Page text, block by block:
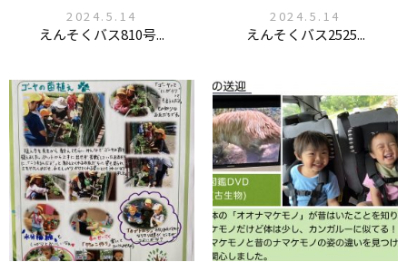
2024.5.14
えんそくバス810号...
2024.5.14
えんそくバス2525...